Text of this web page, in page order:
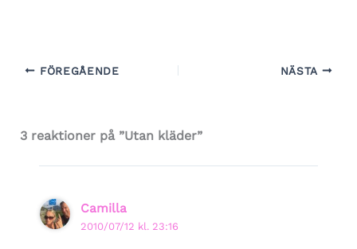
FÖREGÅENDE NÄSTA
3 reaktioner på ”Utan kläder”
Camilla
2010/07/12 kl. 23:16